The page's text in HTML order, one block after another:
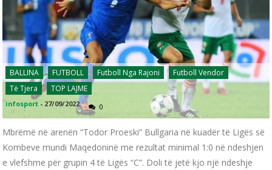
BALLINA FUTBOLL Futboll Nga Rajoni
Futboll Vendor
Të Tjera
TOP LAJME
infosport - 27/09/2022 0
Mbrëmë në arenën “Todor Proeski” Bullgaria në kuadër të Ligës së
Kombeve mundi Maqedoninë me rezultat minimal 1:0 në ndeshjen
e vlefshme për grupin 4 të Ligës “C”. Doli të jetë kjo një ndeshje